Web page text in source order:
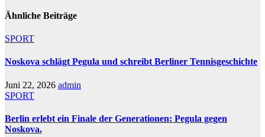
Ähnliche Beiträge
SPORT
Noskova schlägt Pegula und schreibt Berliner Tennisgeschichte
Juni 22, 2026 admin
SPORT
Berlin erlebt ein Finale der Generationen: Pegula gegen
Noskova.